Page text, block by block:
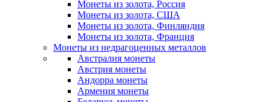
Монеты из золота, Россия
Монеты из золота, США
Монеты из золота, Финляндия
Монеты из золота, Франция
Монеты из недрагоценных металлов
Австралия монеты
Австрия монеты
Андорра монеты
Армения монеты